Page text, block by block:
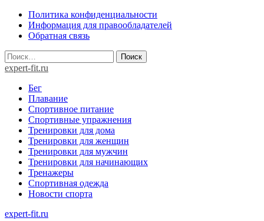
Skip
content
Политика конфиденциальности
Информация для правообладателей
Обратная связь
Найти:
expert-fit.ru
Бег
Плавание
Спортивное питание
Спортивные упражнения
Тренировки для дома
Тренировки для женщин
Тренировки для мужчин
Тренировки для начинающих
Тренажеры
Спортивная одежда
Новости спорта
expert-fit.ru